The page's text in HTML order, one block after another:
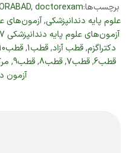
برچسب‌ها: , doctorexam
علوم پایه دندانپزشکی,آزمون‌های
آزمون‌های علوم پایه دندانپزشکی 1397
دکتراگزم,قطب آزاد,قطب1 ,قطب10
قطب6 ,قطب7 ,قطب8 ,قطب9 ,
آزمون